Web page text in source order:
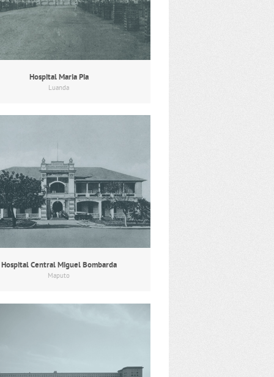
Hospital Maria Pia
Luanda
Hospital Central Miguel Bombarda
Maputo